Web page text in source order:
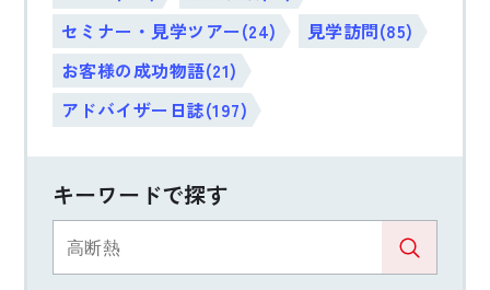
セミナー・見学ツアー(24)
見学訪問(85)
お客様の成功物語(21)
アドバイザー日誌(197)
キーワードで探す